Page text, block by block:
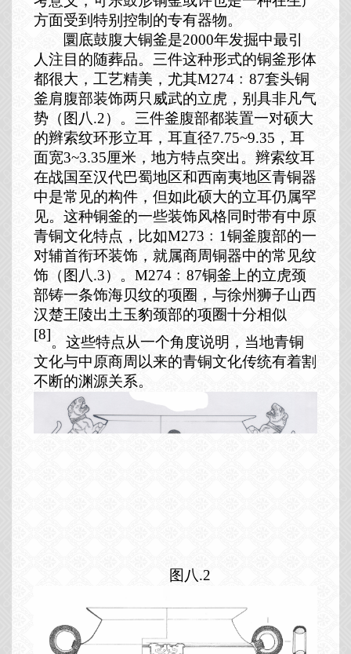
方面受到特别控制的专有器物。
圜底鼓腹大铜釜是2000年发掘中最引
人注目的随葬品。三件这种形式的铜釜形体
都很大，工艺精美，尤其M274﹕ 87套头铜
釜肩腹部装饰两只威武的立虎，别具非凡气
势（图八.2）。三件釜腹部都装置一对硕大
的辫索纹环形立耳，耳直径7.75~9.35 ，耳
面宽3~3.35厘米，地方特点突出。辫索纹耳
在战国至汉代巴蜀地区和西南夷地区青铜器
中是常见的构件，但如此硕大的立耳仍属罕
见。这种铜釜的一些装饰风格同时带有中原
青铜文化特点，比如M273 ﹕ 1铜釜腹部的一
对辅首衔环装饰，就属商周铜器中的常见纹
饰（图八.3）。 M274﹕ 87铜釜上的立虎颈
部铸一条饰海贝纹的项圈，与徐州狮子山西
汉楚王陵出土玉豹颈部的项圈十分相似
[8]。这些特点从一个角度说明，当地青铜
文化与中原商周以来的青铜文化传统有着割
不断的渊源关系。
图八.2